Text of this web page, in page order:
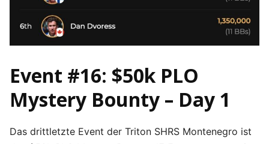
Event #16: $50k PLO
Mystery Bounty – Day 1
Das drittletzte Event der Triton SHRS Montenegro ist